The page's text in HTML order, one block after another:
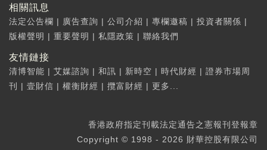
相關訊息
法定公告欄 | 廣告查詢 | 公司介紹 | 專欄邀稿 | 投資者關係 |
版權聲明 | 重要聲明 | 私隱政策 | 聯絡我們
友情鏈接
清博智能 | 艾媒諮詢 | 和訊 | 新時空 | 時代財經 | 證券市場周
刊
| 壹財信 | 權衡財經 | 攬富財經 | 更多...
香港政府指定刊載法定通告之憲報刊登報章
Copyright © 1998 - 2026 財華控股有限公司